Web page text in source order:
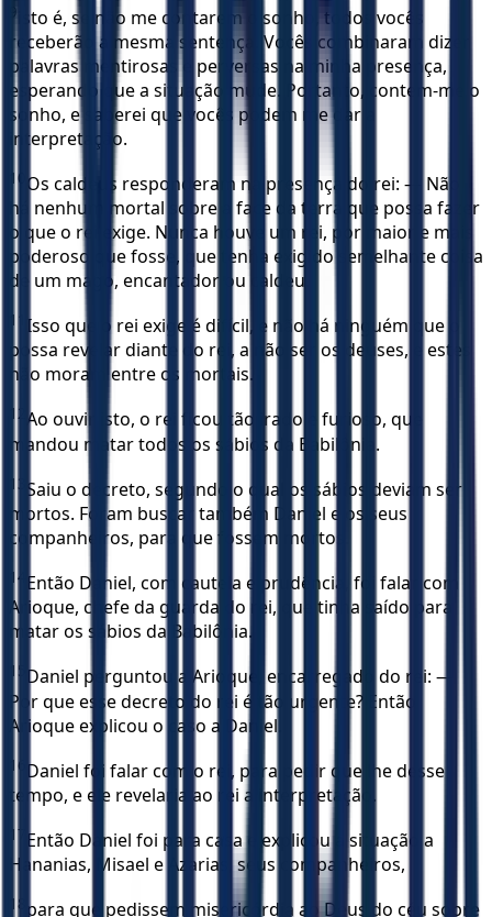
9
isto é, se não me contarem o sonho, todos vocês
receberão a mesma sentença. Vocês combinaram dizer
palavras mentirosas e perversas na minha presença,
esperando que a situação mude. Portanto, contem-me o
sonho, e saberei que vocês podem me dar a
interpretação.
10 Os caldeus responderam na presença do rei: — Não
há nenhum mortal sobre a face da terra que possa fazer
o que o rei exige. Nunca houve um rei, por maior e mais
poderoso que fosse, que tenha exigido semelhante coisa
de um mago, encantador ou caldeu.
11
Isso que o rei exige é difícil, e não há ninguém que o
possa revelar diante do rei, a não ser os deuses, e estes
não moram entre os mortais.
12 Ao ouvir isto, o rei ficou tão irado e furioso, que
mandou matar todos os sábios da Babilônia.
13 Saiu o decreto, segundo o qual os sábios deviam ser
mortos. Foram buscar também Daniel e os seus
companheiros, para que fossem mortos.
14 Então Daniel, com cautela e prudência, foi falar com
Arioque, chefe da guarda do rei, que tinha saído para
matar os sábios da Babilônia.
15 Daniel perguntou a Arioque, encarregado do rei: —
Por que esse decreto do rei é tão urgente? Então
Arioque explicou o caso a Daniel.
16 Daniel foi falar com o rei, para pedir que lhe desse
tempo, e ele revelaria ao rei a interpretação.
17 Então Daniel foi para casa e explicou a situação a
Hananias, Misael e Azarias, seus companheiros,
18 para que pedissem misericórdia ao Deus do céu sobre